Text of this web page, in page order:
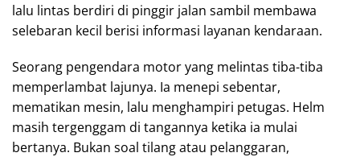
lalu lintas berdiri di pinggir jalan sambil membawa
selebaran kecil berisi informasi layanan kendaraan.
Seorang pengendara motor yang melintas tiba-tiba
memperlambat lajunya. Ia menepi sebentar,
mematikan mesin, lalu menghampiri petugas. Helm
masih tergenggam di tangannya ketika ia mulai
bertanya. Bukan soal tilang atau pelanggaran,